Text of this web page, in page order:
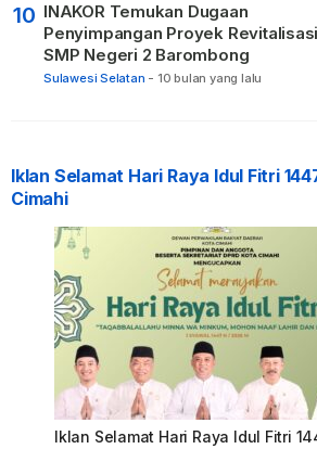
10 INAKOR Temukan Dugaan
Penyimpangan Proyek Revitalisasi
SMP Negeri 2 Barombong
Sulawesi Selatan - 10 bulan yang lalu
Iklan Selamat Hari Raya Idul Fitri
Cimahi
Iklan Selamat Hari Raya Idul Fitri